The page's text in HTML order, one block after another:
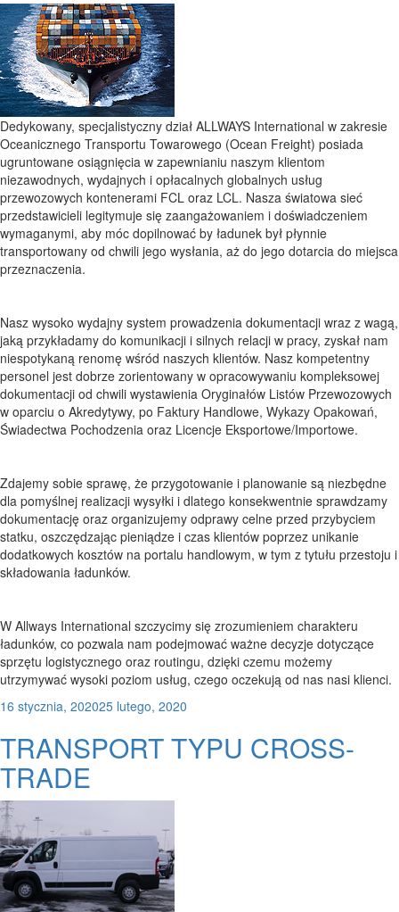
Dedykowany, specjalistyczny dział ALLWAYS International w zakresie
Oceanicznego Transportu Towarowego (Ocean Freight) posiada
ugruntowane osiągnięcia w zapewnianiu naszym klientom
niezawodnych, wydajnych i opłacalnych globalnych usług
przewozowych kontenerami FCL oraz LCL. Nasza światowa sieć
przedstawicieli legitymuje się zaangażowaniem i doświadczeniem
wymaganymi, aby móc dopilnować by ładunek był płynnie
transportowany od chwili jego wysłania, aż do jego dotarcia do miejsca
przeznaczenia.
Nasz wysoko wydajny system prowadzenia dokumentacji wraz z wagą,
jaką przykładamy do komunikacji i silnych relacji w pracy, zyskał nam
niespotykaną renomę wśród naszych klientów. Nasz kompetentny
personel jest dobrze zorientowany w opracowywaniu kompleksowej
dokumentacji od chwili wystawienia Oryginałów Listów Przewozowych
w oparciu o Akredytywy, po Faktury Handlowe, Wykazy Opakowań,
Świadectwa Pochodzenia oraz Licencje Eksportowe/Importowe.
Zdajemy sobie sprawę, że przygotowanie i planowanie są niezbędne
dla pomyślnej realizacji wysyłki i dlatego konsekwentnie sprawdzamy
dokumentację oraz organizujemy odprawy celne przed przybyciem
statku, oszczędzając pieniądze i czas klientów poprzez unikanie
dodatkowych kosztów na portalu handlowym, w tym z tytułu przestoju i
składowania ładunków.
W Allways International szczycimy się zrozumieniem charakteru
ładunków, co pozwala nam podejmować ważne decyzje dotyczące
sprzętu logistycznego oraz routingu, dzięki czemu możemy
utrzymywać wysoki poziom usług, czego oczekują od nas nasi klienci.
Posted
16 stycznia, 202025 lutego, 2020
TRANSPORT TYPU CROSS-
TRADE